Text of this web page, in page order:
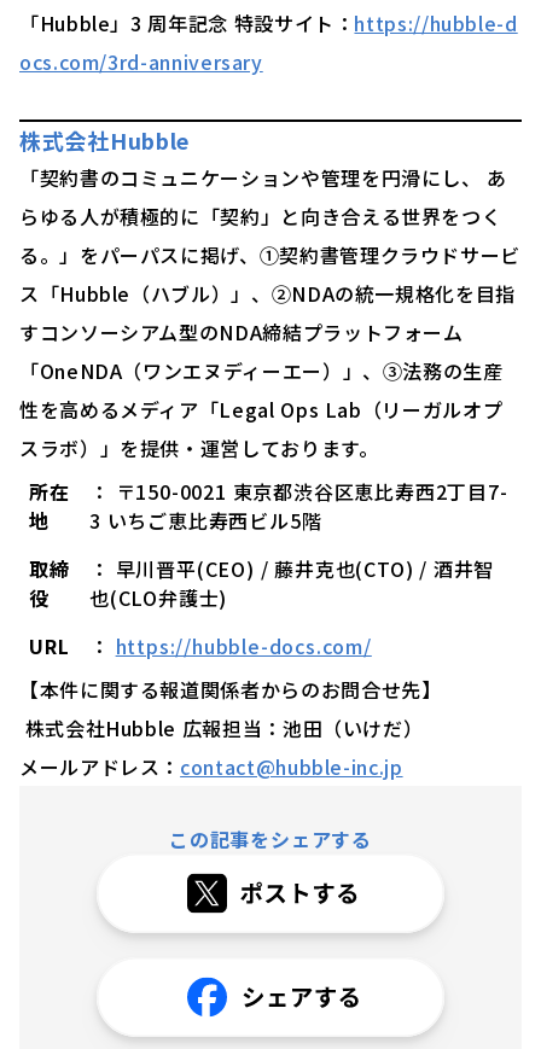
「Hubble」3 周年記念 特設サイト： https://hubble-d
ocs.com/3rd-anniversary
株式会社Hubble
「契約書のコミュニケーションや管理を円滑にし、 あ
らゆる人が積極的に「契約」と向き合える世界をつく
る。」をパーパスに掲げ、①契約書管理クラウドサービ
ス「Hubble（ハブル）」、②NDAの統一規格化を目指
すコンソーシアム型のNDA締結プラットフォーム
「OneNDA（ワンエヌディーエー）」、③法務の生産
性を高めるメディア「Legal Ops Lab（リーガルオプ
スラボ）」を提供・運営しております。
所在
地
： 〒150-0021 東京都渋谷区恵比寿西2丁目7-
3 いちご恵比寿西ビル5階
取締
役
： 早川晋平(CEO) / 藤井克也(CTO) / 酒井智
也(CLO弁護士)
URL
： https://hubble-docs.com/
【本件に関する報道関係者からのお問合せ先】
株式会社Hubble 広報担当：池田（いけだ）
メールアドレス： contact@hubble-inc.jp
この記事をシェアする